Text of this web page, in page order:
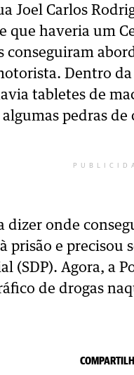
Joel Carlos
que haveria um
conseguiram
Dentro
tabletes de
pedras
dizer onde
prisão e precisou
(SDP). Agora, a
de drogas